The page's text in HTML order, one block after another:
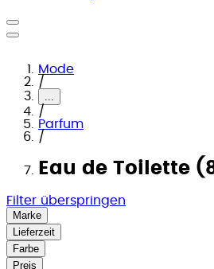
Mode
/
...
/
Parfum
/
Eau de Toilette
Filter überspringen
Marke
Lieferzeit
Farbe
Preis